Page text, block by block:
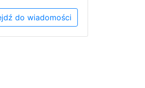
do wiadomości